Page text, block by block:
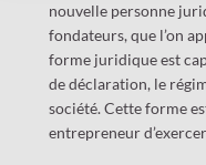
nouvelle personne
fondateurs, que l’on
forme juridique est
de déclaration, le
société. Cette forme
entrepreneur